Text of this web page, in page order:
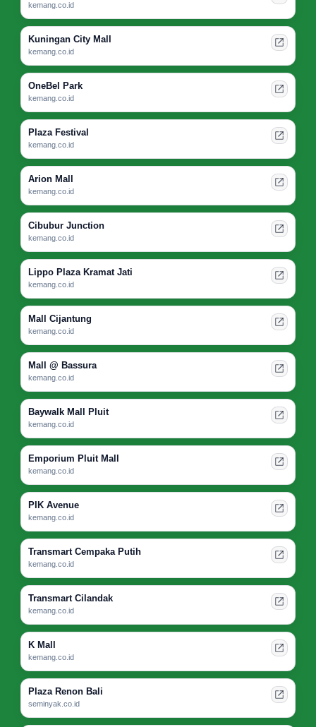
kemang.co.id
Kuningan City Mall
kemang.co.id
OneBel Park
kemang.co.id
Plaza Festival
kemang.co.id
Arion Mall
kemang.co.id
Cibubur Junction
kemang.co.id
Lippo Plaza Kramat Jati
kemang.co.id
Mall Cijantung
kemang.co.id
Mall @ Bassura
kemang.co.id
Baywalk Mall Pluit
kemang.co.id
Emporium Pluit Mall
kemang.co.id
PIK Avenue
kemang.co.id
Transmart Cempaka Putih
kemang.co.id
Transmart Cilandak
kemang.co.id
K Mall
kemang.co.id
Plaza Renon Bali
seminyak.co.id